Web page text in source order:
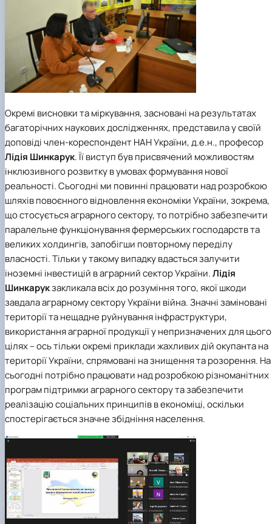
Окремі висновки та міркування, засновані на результатах
багаторічних наукових дослідженнях, представила у своїй
доповіді член-кореспондент НАН України, д.е.н., професор
Лідія Шинкарук. Її виступ був присвячений можливостям
інклюзивного розвитку в умовах формування нової
реальності. Сьогодні ми повинні працювати над розробкою
шляхів повоєнного відновлення економіки України, зокрема,
що стосується аграрного сектору, то потрібно забезпечити
паралельне функціонування фермерських господарств та
великих холдингів, запобігши повторному переділу
власності. Тільки у такому випадку вдасться залучити
іноземні інвестицій в аграрний сектор України.Лідія
Шинкарукзакликала всіх до розуміння того, якої шкоди
завдала аграрному сектору України війна. Значні заміновані
території та нещадне руйнування інфраструктури,
використання аграрної продукції у непризначених для цього
цілях – ось тільки окремі приклади жахливих дій окупанта на
території України, спрямовані на знищення та розорення. На
сьогодні потрібно працювати над розробкою різноманітних
програм підтримки аграрного сектору та забезпечити
реалізацію соціальних принципів в економіці, оскільки
спостерігається значне збідніння населення.